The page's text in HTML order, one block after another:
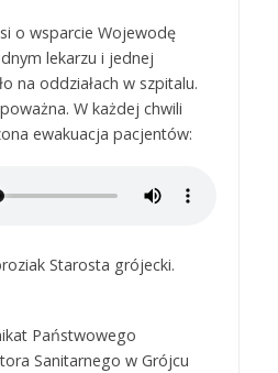
o wsparcie Wojewodę
lekarzu i jednej
na oddziałach w szpitalu.
W każdej chwili
ewakuacja pacjentów:
Starosta grójecki.
Państwowego
Sanitarnego w Grójcu